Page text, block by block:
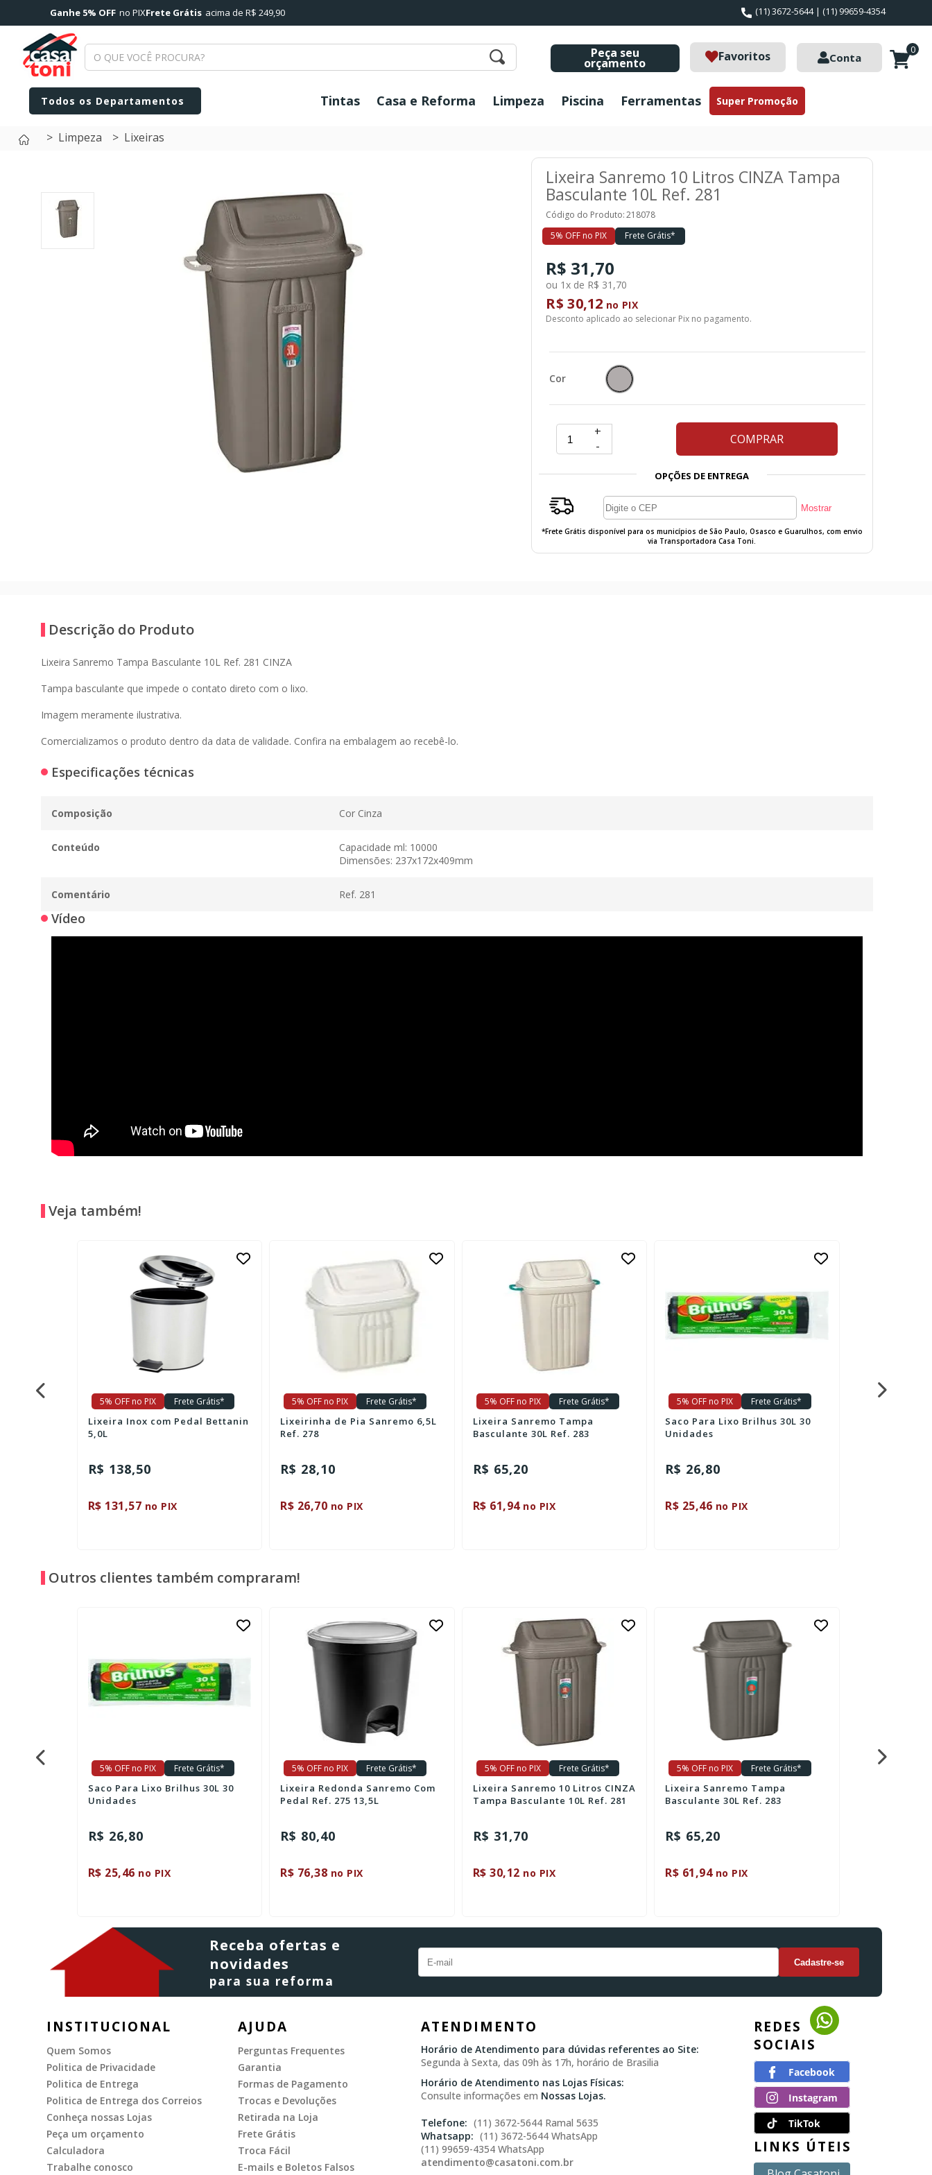
Ganhe 5% OFF no PIXFrete Grátis acima de R$ 249,90 (11) 3672-5644 | (11) 99659-4354
Peça seu
orçamento Favoritos Conta
0
Tintas Casa e Reforma Limpeza Piscina Ferramentas Super Promoção
Limpeza Lixeiras
Lixeira Sanremo 10 Litros CINZA Tampa
Basculante 10L Ref. 281
Código do Produto:218078
5% OFF no PIX
Frete Grátis*
R$ 31,70
ou 1x de R$ 31,70
R$ 30,12 no PIX
Desconto aplicado ao selecionar Pix no pagamento.
Cor
+
-
COMPRAR
OPÇÕES DE ENTREGA
*Frete Grátis disponível para os municípios de São Paulo, Osasco e Guarulhos, com envio
via Transportadora Casa Toni.
Descrição do Produto
Lixeira Sanremo Tampa Basculante 10L Ref. 281 CINZA
Tampa basculante que impede o contato direto com o lixo.
Imagem meramente ilustrativa.
Comercializamos o produto dentro da data de validade. Confira na embalagem ao recebê-lo.
Especificações técnicas
Composição Cor Cinza
Conteúdo
Capacidade ml: 10000
Dimensões: 237x172x409mm
Comentário Ref. 281
Vídeo
Veja também!
5% OFF no PIX Frete Grátis*
Lixeira Inox com Pedal Bettanin
5,0L
R$ 138,50
R$ 131,57 no PIX
5% OFF no PIX Frete Grátis*
Lixeirinha de Pia Sanremo 6,5L
Ref. 278
R$ 28,10
R$ 26,70 no PIX
5% OFF no PIX Frete Grátis*
Lixeira Sanremo Tampa
Basculante 30L Ref. 283
R$ 65,20
R$ 61,94no PIX
5% OFF no PIX Frete Grátis*
Saco Para Lixo Brilhus 30L 30
Unidades
R$ 26,80
R$ 25,46 no PIX
5% OFF no PIX
Outros clientes também compraram!
5% OFF no PIX Frete Grátis*
Saco Para Lixo Brilhus 30L 30
Unidades
R$ 26,80
R$ 25,46 no PIX
5% OFF no PIX Frete Grátis*
Lixeira Redonda Sanremo Com
Pedal Ref. 275 13,5L
R$ 80,40
R$ 76,38 no PIX
5% OFF no PIX Frete Grátis*
Lixeira Sanremo 10 Litros CINZA
Tampa Basculante 10L Ref. 281
R$ 31,70
R$ 30,12 no PIX
5% OFF no PIX Frete Grátis*
Lixeira Sanremo Tampa
Basculante 30L Ref. 283
R$ 65,20
R$ 61,94no PIX
5% OFF no PIX
Receba ofertas e
novidades
para sua reforma
INSTITUCIONAL
Quem Somos
Politica de Privacidade
Politica de Entrega
Politica de Entrega dos Correios
Conheça nossas Lojas
Peça um orçamento
Calculadora
Trabalhe conosco
AJUDA
Perguntas Frequentes
Garantia
Formas de Pagamento
Trocas e Devoluções
Retirada na Loja
Frete Grátis
Troca Fácil
E-mails e Boletos Falsos
ATENDIMENTO
Horário de Atendimento para dúvidas referentes ao Site:
Segunda à Sexta, das 09h às 17h, horário de Brasilia
Horário de Atendimento nas Lojas Físicas:
Consulte informações em Nossas Lojas.
(11) 3672-5644 Ramal 5635
(11) 3672-5644 WhatsApp
(11) 99659-4354 WhatsApp
atendimento@casatoni.com.br
REDES
SOCIAIS
TikTok
LINKS ÚTEIS